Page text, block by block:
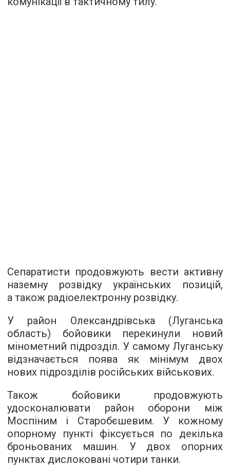
Сепаратисти продовжують вести активну
наземну розвідку українських позицій,
а також радіоелектронну розвідку.
У район Олександрівська (Луганська
область) бойовики перекинули новий
мінометний підрозділ. У самому Луганську
відзначається поява як мінімум двох
нових підрозділів російських військових.
Також бойовики продовжують
удосконалювати район оборони між
Моспіним і Старобєшевим. У кожному
опорному пункті фіксується по декілька
броньованих машин. У двох опорних
пунктах дислоковані чотири танки.